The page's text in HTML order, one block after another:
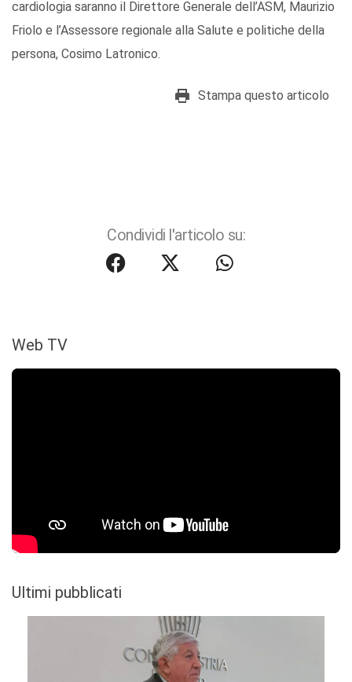
cardiologia saranno il Direttore Generale dell’ASM, Maurizio
Friolo e l’Assessore regionale alla Salute e politiche della
persona, Cosimo Latronico.
Stampa questo articolo
Condividi l'articolo su:
Web TV
Ultimi pubblicati